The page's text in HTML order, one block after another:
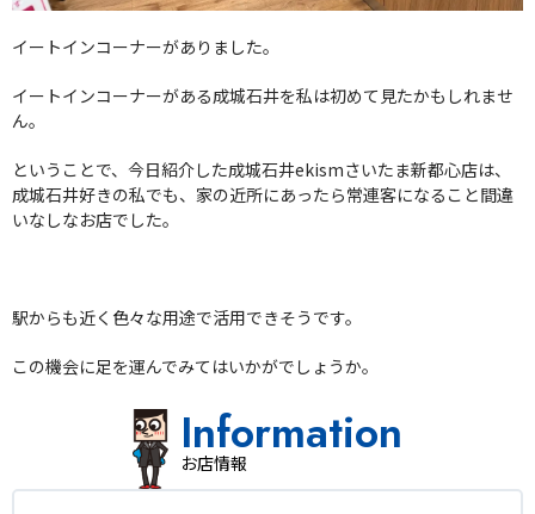
イートインコーナーがありました。
イートインコーナーがある成城石井を私は初めて見たかもしれませ
ん。
ということで、今日紹介した成城石井ekismさいたま新都心店は、
成城石井好きの私でも、家の近所にあったら常連客になること間違
いなしなお店でした。
駅からも近く色々な用途で活用できそうです。
この機会に足を運んでみてはいかがでしょうか。
Information
お店情報